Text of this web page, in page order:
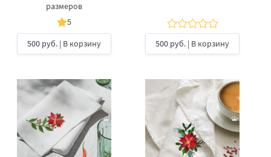
размеров
5
500 руб. | В корзину 500 руб. | В корзину